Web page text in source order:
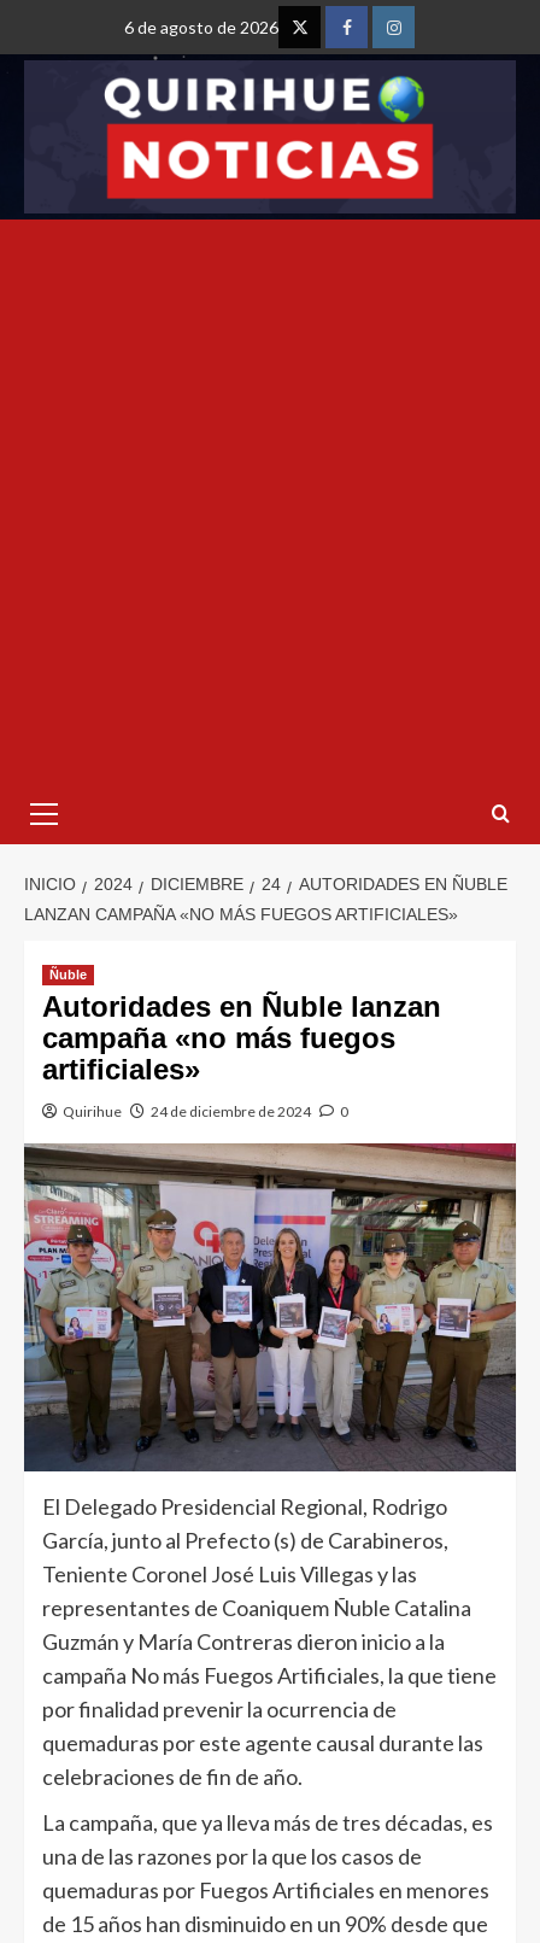
6 de agosto de 2026
INICIO 2024 DICIEMBRE 24
AUTORIDADES EN ÑUBLE
LANZAN CAMPAÑA «NO MÁS FUEGOS ARTIFICIALES»
Ñuble
Autoridades en Ñuble lanzan
campaña «no más fuegos
artificiales»
Quirihue 24 de diciembre de 2024 0
El Delegado Presidencial Regional, Rodrigo
García, junto al Prefecto (s) de Carabineros,
Teniente Coronel José Luis Villegas y las
representantes de Coaniquem Ñuble Catalina
Guzmán y María Contreras dieron inicio a la
campaña No más Fuegos Artificiales, la que tiene
por finalidad prevenir la ocurrencia de
quemaduras por este agente causal durante las
celebraciones de fin de año.
La campaña, que ya lleva más de tres décadas, es
una de las razones por la que los casos de
quemaduras por Fuegos Artificiales en menores
de 15 años han disminuido en un 90% desde que